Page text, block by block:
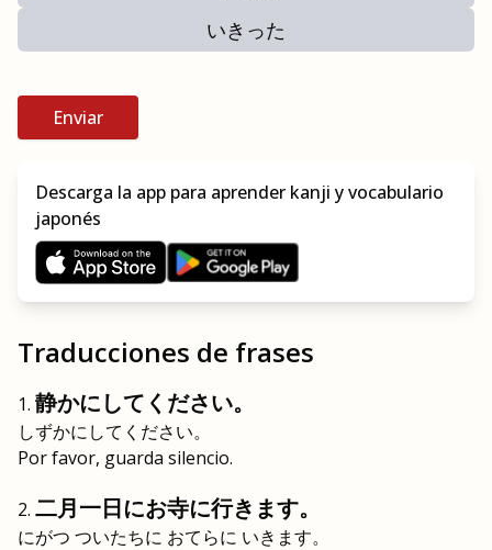
いきった
Enviar
Descarga la app para aprender kanji y vocabulario
japonés
Traducciones de frases
静かにしてください。
しずかにしてください。
Por favor, guarda silencio.
二月一日にお寺に行きます。
にがつ ついたちに おてらに いきます。